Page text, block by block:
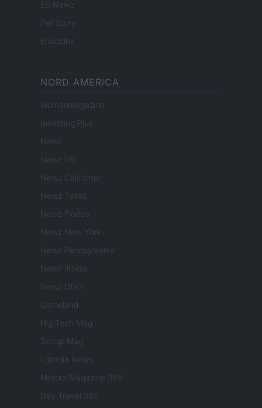
ES Newz
Pet Story
Encocina
NORD AMERICA
Womanmagazine
Investing Plus
Newz
Newz US
Newz California
Newz Texas
Newz Florida
Newz New York
Newz Pennsylvania
Newz Illinois
Newz Ohio
Gameland
Hig Tech Mag
Scoop Mag
Lgbtqia News
Motors Magazine 365
Day Travel 365